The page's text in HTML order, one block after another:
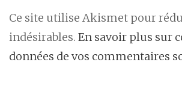
Ce site utilise Akismet pour
indésirables. En savoir plus sur
données de vos commentaires